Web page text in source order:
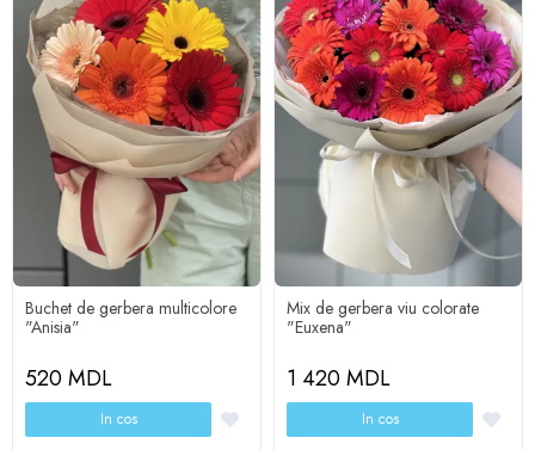
Buchet de gerbera multicolore
"Anisia"
520 MDL
In cos
Mix de gerbera viu colorate
"Euxena"
1 420 MDL
In cos
Gerbera - 16
Schimbați compoziția
Gerbera - 25
Schimbați compoziția